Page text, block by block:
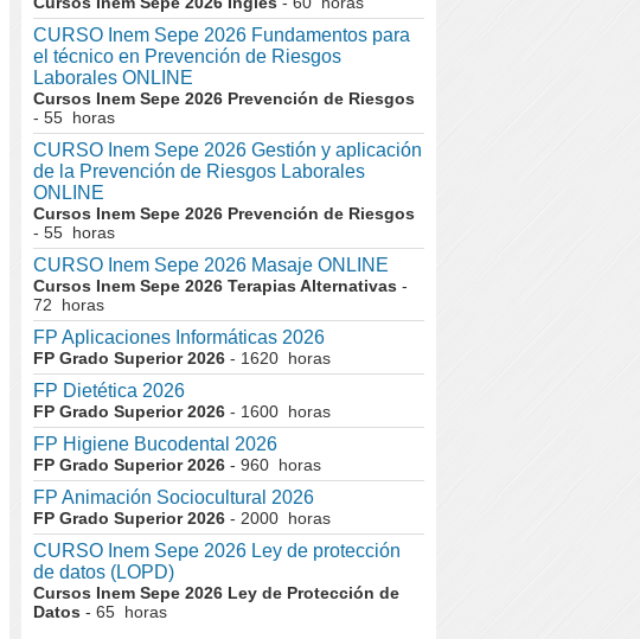
CURSO Inem Sepe 2026 Fundamentos para
el técnico en Prevención de Riesgos
Laborales ONLINE
Cursos Inem Sepe 2026 Prevención de Riesgos
- 55 horas
CURSO Inem Sepe 2026 Gestión y aplicación
de la Prevención de Riesgos Laborales
ONLINE
Cursos Inem Sepe 2026 Prevención de Riesgos
- 55 horas
CURSO Inem Sepe 2026 Masaje ONLINE
Cursos Inem Sepe 2026 Terapias Alternativas -
72 horas
FP Aplicaciones Informáticas 2026
FP Grado Superior 2026 - 1620 horas
FP Dietética 2026
FP Grado Superior 2026 - 1600 horas
FP Higiene Bucodental 2026
FP Grado Superior 2026 - 960 horas
FP Animación Sociocultural 2026
FP Grado Superior 2026 - 2000 horas
CURSO Inem Sepe 2026 Ley de protección
de datos (LOPD)
Cursos Inem Sepe 2026 Ley de Protección de
Datos - 65 horas